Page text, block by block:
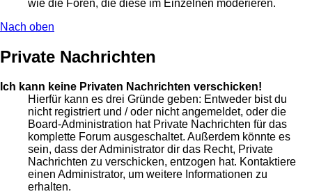
wie die Foren, die diese im Einzelnen moderieren.
Nach oben
Private Nachrichten
Ich kann keine Privaten Nachrichten verschicken!
Hierfür kann es drei Gründe geben: Entweder bist du
nicht registriert und / oder nicht angemeldet, oder die
Board-Administration hat Private Nachrichten für das
komplette Forum ausgeschaltet. Außerdem könnte es
sein, dass der Administrator dir das Recht, Private
Nachrichten zu verschicken, entzogen hat. Kontaktiere
einen Administrator, um weitere Informationen zu
erhalten.